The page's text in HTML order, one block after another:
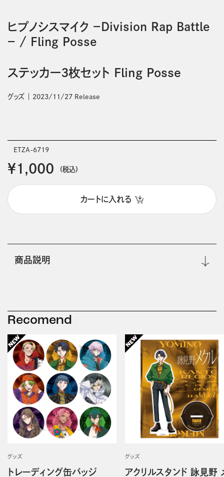
ヒプノシスマイク －Division Rap Battle
－ / Fling Posse
ステッカー3枚セット Fling Posse
グッズ 2023/11/27 Release
ETZA-6719
￥1,000 (税込)
カートに入れる
商品説明
Recomend
グッズ
トレーディング缶バッジ
グッズ
アクリルスタンド 詠見野